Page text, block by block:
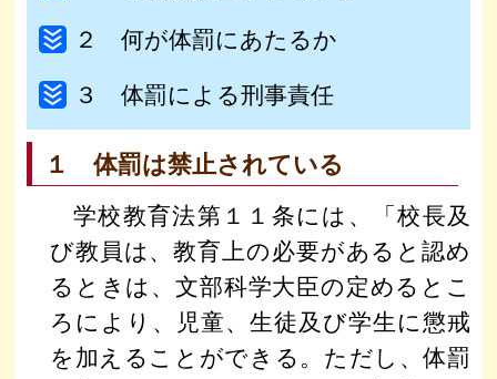
２ 何が体罰にあたるか
３ 体罰による刑事責任
１ 体罰は禁止されている
学校教育法第１１条には、「校長及
び教員は、教育上の必要があると認め
るときは、文部科学大臣の定めるとこ
ろにより、児童、生徒及び学生に懲戒
を加えることができる。ただし、体罰